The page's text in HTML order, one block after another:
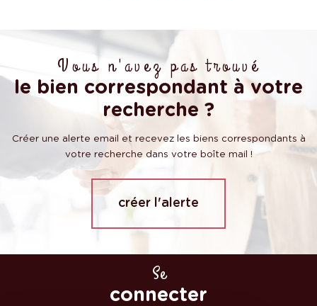
Vous n'avez pas trouvé
le bien correspondant à votre
recherche ?
Créer une alerte email et recevez les biens correspondants à
votre recherche dans votre boîte mail !
créer l'alerte
Se
connecter